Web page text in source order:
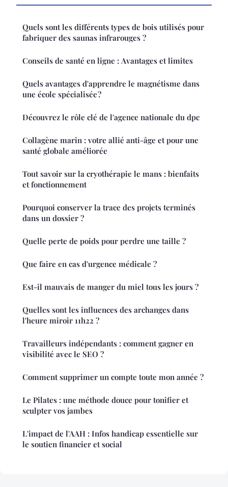
Quels sont les différents types de bois utilisés pour
fabriquer des saunas infrarouges ?
Conseils de santé en ligne : Avantages et limites
Quels avantages d'apprendre le magnétisme dans
une école spécialisée ?
Découvrez le rôle clé de l'agence nationale du dpc
Collagène marin : votre allié anti-âge et pour une
santé globale améliorée
Tout savoir sur la cryothérapie le mans : bienfaits
et fonctionnement
Pourquoi conserver la trace des projets terminés
dans un dossier ?
Quelle perte de poids pour perdre une taille ?
Que faire en cas d'urgence médicale ?
Est-il mauvais de manger du miel tous les jours ?
Quelles sont les influences des archanges dans
l'heure miroir 11h22 ?
Travailleurs indépendants : comment gagner en
visibilité avec le SEO ?
Comment supprimer un compte toute mon année ?
Le Pilates : une méthode douce pour tonifier et
sculpter vos jambes
L'impact de l'AAH : Infos handicap essentielle sur
le soutien financier et social